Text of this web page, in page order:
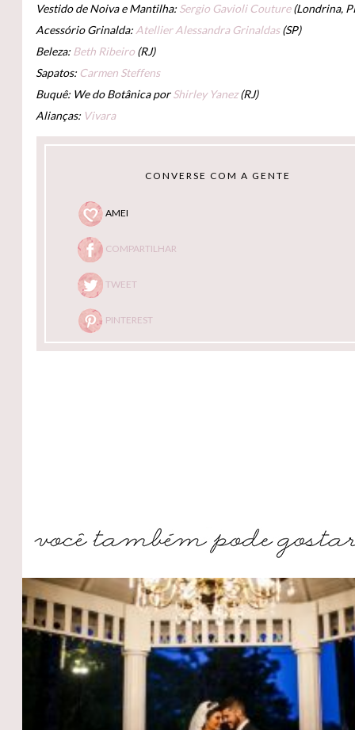
Vestido de Noiva e Mantilha: Sergio Gavioli Couture(Londrina,
Acessório Grinalda: Atellier Alessandra Grinaldas(SP)
Beleza: Beth Ribeiro (RJ)
Sapatos: Carmen Steffens
Buquê: We do Botânica porShirley Yanez(RJ)
Alianças: Vivara
CONVERSE COM A GENTE
AMEI
COMPARTILHAR
TWEET
PINTEREST